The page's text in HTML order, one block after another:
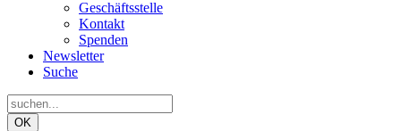
Geschäftsstelle
Kontakt
Spenden
Newsletter
Suche
OK